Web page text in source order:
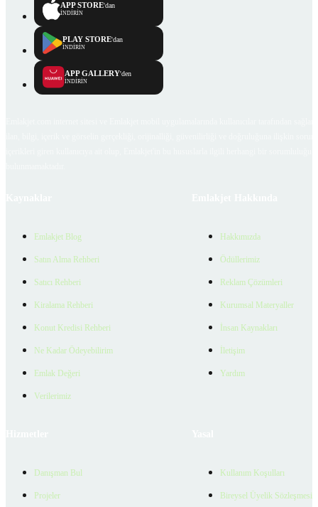
APP STORE'dan
İNDİRİN
PLAY STORE'dan
İNDİRİN
APP GALLERY'den
İNDİRİN
Emlakjet Blog
Satın Alma Rehberi
Satıcı Rehberi
Kiralama Rehberi
Konut Kredisi Rehberi
Ne Kadar Ödeyebilirim
Emlak Değeri
Verilerimiz
Hakkımızda
Ödüllerimiz
Reklam Çözümleri
Kurumsal Materyaller
İnsan Kaynakları
İletişim
Yardım
Danışman Bul
Projeler
Kullanım Koşulları
Bireysel Üyelik Sözleşmesi